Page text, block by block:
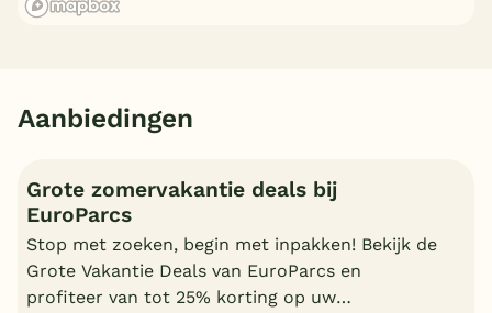
Aanbiedingen
Grote zomervakantie deals bij
EuroParcs
Stop met zoeken, begin met inpakken! Bekijk de
Grote Vakantie Deals van EuroParcs en
profiteer van tot 25% korting op uw